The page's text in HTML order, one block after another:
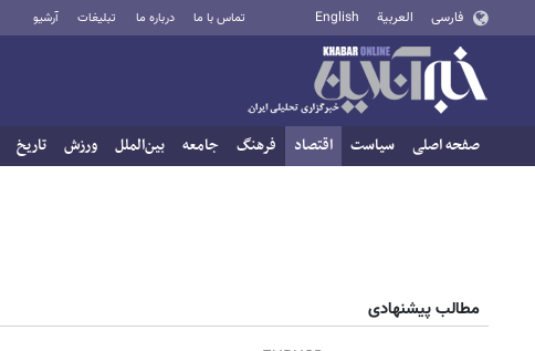
فارسی العربية English تماس با ما درباره ما تبلیغات آرشیو
صفحه اصلی سیاست اقتصاد فرهنگ جامعه بین‌الملل ورزش تاریخ
مطالب پیشنهادی